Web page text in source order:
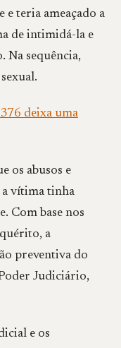
teria ameaçado a
de intimidá-la e
Na sequência,
deixa uma
os abusos e
a vítima tinha
Com base nos
a
preventiva do
Judiciário,
e os